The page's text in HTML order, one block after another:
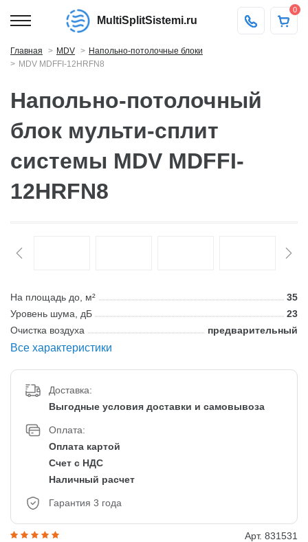
MultiSplitSistemi.ru
0
Главная MDV
Напольно-потолочные блоки
MDV MDFFI-12HRFN8
Напольно-потолочный
блок мульти-сплит
системы MDV MDFFI-
12HRFN8
На площадь до, м²
35
Уровень шума, дБ
23
Очистка воздуха
предварительный
Все характеристики
Доставка:
Выгодные условия доставки и самовывоза
Оплата:
Оплата картой
Счет с НДС
Наличный расчет
Гарантия 3 года
Арт. 831531